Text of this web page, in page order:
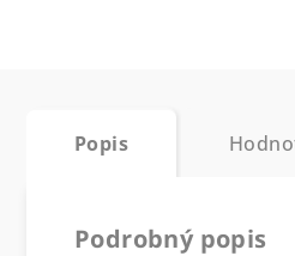
Popis
Podrobný popis